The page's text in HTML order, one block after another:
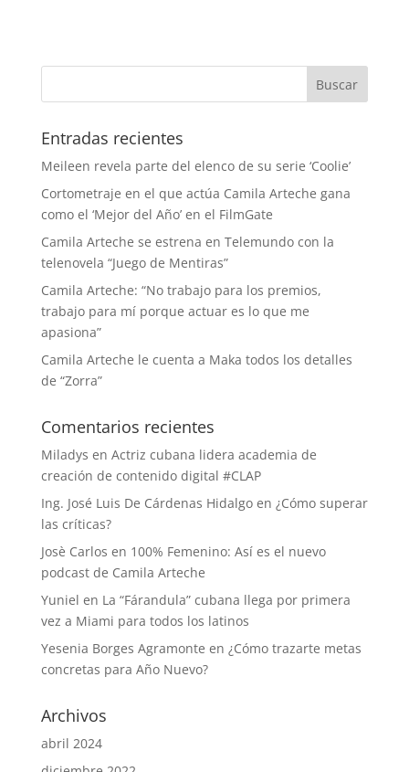
Entradas recientes
Meileen revela parte del elenco de su serie ‘Coolie’
Cortometraje en el que actúa Camila Arteche gana
como el ‘Mejor del Año’ en el FilmGate
Camila Arteche se estrena en Telemundo con la
telenovela “Juego de Mentiras”
Camila Arteche: “No trabajo para los premios,
trabajo para mí porque actuar es lo que me
apasiona”
Camila Arteche le cuenta a Maka todos los detalles
de “Zorra”
Comentarios recientes
Miladys en Actriz cubana lidera academia de
creación de contenido digital #CLAP
Ing. José Luis De Cárdenas Hidalgoen ¿Cómo superar
las críticas?
Josè Carlos en 100% Femenino: Así es el nuevo
podcast de Camila Arteche
Yuniel en La “Fárandula” cubana llega por primera
vez a Miami para todos los latinos
Yesenia Borges Agramonte en ¿Cómo trazarte metas
concretas para Año Nuevo?
Archivos
abril 2024